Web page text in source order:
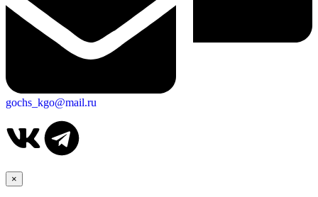
gochs_kgo@mail.ru
×